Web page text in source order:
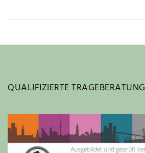
QUALIFIZIERTE TRAGEBERATUNG